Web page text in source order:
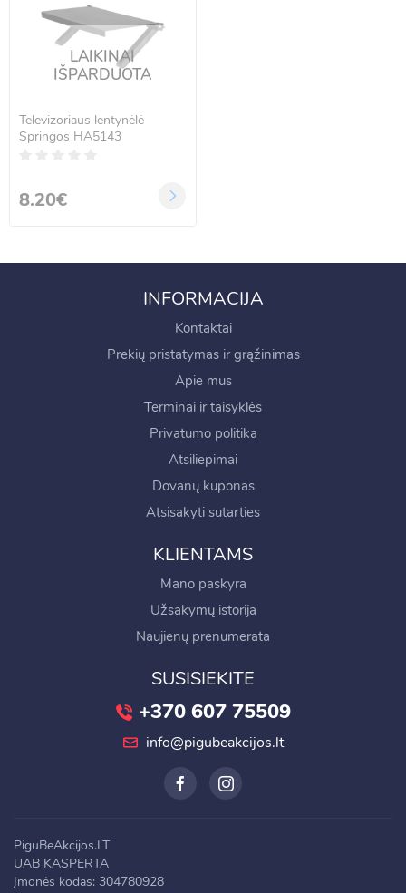
LAIKINAI
IŠPARDUOTA
Televizoriaus lentynėlė
Springos HA5143
8.20€
INFORMACIJA
Kontaktai
Prekių pristatymas ir grąžinimas
Apie mus
Terminai ir taisyklės
Privatumo politika
Atsiliepimai
Dovanų kuponas
Atsisakyti sutarties
KLIENTAMS
Mano paskyra
Užsakymų istorija
Naujienų prenumerata
SUSISIEKITE
+370 607 75509
info@pigubeakcijos.lt
PiguBeAkcijos.LT
UAB KASPERTA
Įmonės kodas: 304780928